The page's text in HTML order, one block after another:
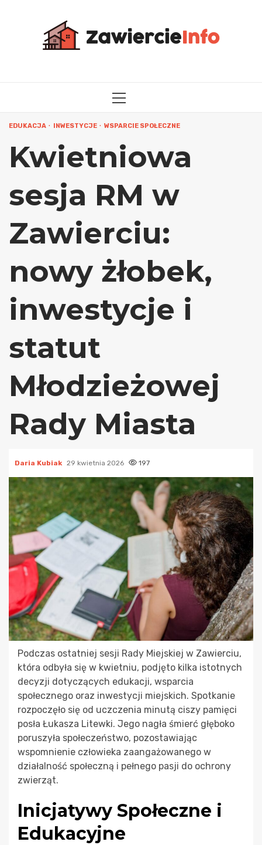
MENU
EDUKACJA INWESTYCJE WSPARCIE SPOŁECZNE
Kwietniowa
sesja RM w
Zawierciu:
nowy żłobek,
inwestycje i
statut
Młodzieżowej
Rady Miasta
Daria Kubiak 29 kwietnia 2026 197
Podczas ostatniej sesji Rady Miejskiej w Zawierciu,
która odbyła się w kwietniu, podjęto kilka istotnych
decyzji dotyczących edukacji, wsparcia
społecznego oraz inwestycji miejskich. Spotkanie
rozpoczęło się od uczczenia minutą ciszy pamięci
posła Łukasza Litewki. Jego nagła śmierć głęboko
poruszyła społeczeństwo, pozostawiając
wspomnienie człowieka zaangażowanego w
działalność społeczną i pełnego pasji do ochrony
zwierząt.
Inicjatywy Społeczne i
Edukacyjne